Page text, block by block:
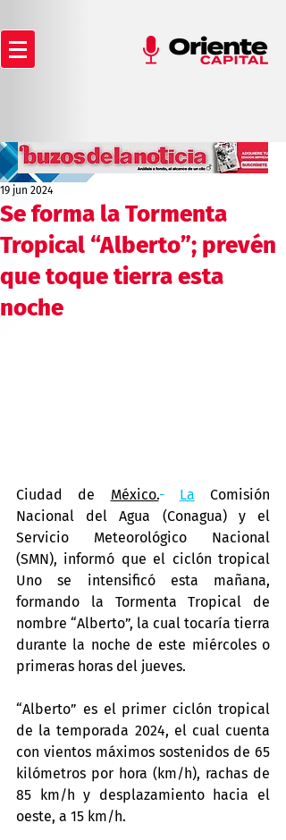
Se forma la Tormenta
Tropical “Alberto”; prevén
que toque tierra esta
noche
19 jun 2024
Ciudad de México.- La Comisión
Nacional del Agua (Conagua) y el
Servicio Meteorológico Nacional
(SMN), informó que el ciclón tropical
Uno se intensificó esta mañana,
formando la Tormenta Tropical de
nombre “Alberto”, la cual tocaría tierra
durante la noche de este miércoles o
primeras horas del jueves.
“Alberto” es el primer ciclón tropical
de la temporada 2024, el cual cuenta
con vientos máximos sostenidos de 65
kilómetros por hora (km/h), rachas de
85 km/h y desplazamiento hacia el
oeste, a 15 km/h.